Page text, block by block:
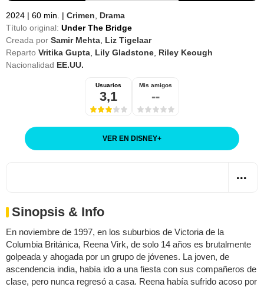
2024 | 60 min. | Crimen
Drama
Título original: Under The Bridge
Creada por Samir Mehta Liz Tigelaar
Reparto Vritika Gupta Lily Gladstone Riley Keough
Nacionalidad EE.UU.
Usuarios
3,1
Mis amigos
--
VER EN DISNEY+
Sinopsis & Info
En noviembre de 1997, en los suburbios de Victoria de la
Columbia Británica, Reena Virk, de solo 14 años es brutalmente
golpeada y ahogada por un grupo de jóvenes. La joven, de
ascendencia india, había ido a una fiesta con sus compañeros de
clase, pero nunca regresó a casa. Reena había sufrido acoso por